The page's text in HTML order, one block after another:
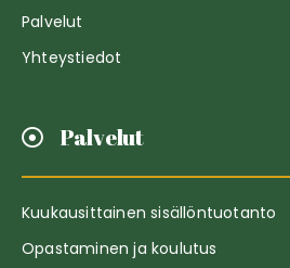
Palvelut
Yhteystiedot
Palvelut
Kuukausittainen sisällöntuotanto
Opastaminen ja koulutus